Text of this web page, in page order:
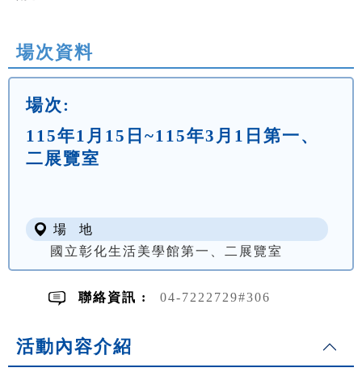
場次資料
場次:
115年1月15日~115年3月1日第一、
二展覽室
場 地
國立彰化生活美學館第一、二展覽室
聯絡資訊 : 04-7222729#306
活動內容介紹